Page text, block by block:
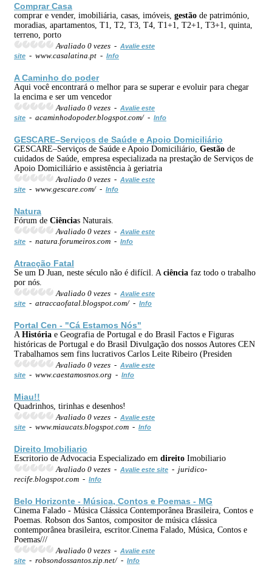
Comprar Casa
comprar e vender, imobiliária, casas, imóveis, gestão de património,
moradias, apartamentos, T1, T2, T3, T4, T1+1, T2+1, T3+1, quinta,
terreno, porto
Avaliado 0 vezes - Avalie este
site - www.casalatina.pt - Info
A Caminho do poder
Aqui você encontrará o melhor para se superar e evoluir para chegar
la encima e ser um vencedor
Avaliado 0 vezes - Avalie este
site - acaminhodopoder.blogspot.com/ - Info
GESCARE–Serviços de Saúde e Apoio Domiciliário
GESCARE–Serviços de Saúde e Apoio Domiciliário, Gestão de
cuidados de Saúde, empresa especializada na prestação de Serviços de
Apoio Domiciliário e assistência à geriatria
Avaliado 0 vezes - Avalie este
site - www.gescare.com/ - Info
Natura
Fórum de Ciências Naturais.
Avaliado 0 vezes - Avalie este
site - natura.forumeiros.com - Info
Atracção Fatal
Se um D Juan, neste século não é difícil. A ciência faz todo o trabalho
por nós.
Avaliado 0 vezes - Avalie este
site - atraccaofatal.blogspot.com/ - Info
Portal Cen - "Cá Estamos Nós"
A História e Geografia de Portugal e do Brasil Factos e Figuras
históricas de Portugal e do Brasil Divulgação dos nossos Autores CEN
Trabalhamos sem fins lucrativos Carlos Leite Ribeiro (Presiden
Avaliado 0 vezes - Avalie este
site - www.caestamosnos.org - Info
Miau!!
Quadrinhos, tirinhas e desenhos!
Avaliado 0 vezes - Avalie este
site - www.miaucats.blogspot.com - Info
Direito Imobiliario
Escritorio de Advocacia Especializado em direito Imobiliario
Avaliado 0 vezes - Avalie este site - juridico-
recife.blogspot.com - Info
Belo Horizonte - Música, Contos e Poemas - MG
Cinema Falado - Música Clássica Contemporânea Brasileira, Contos e
Poemas. Robson dos Santos, compositor de música clássica
contemporânea brasileira, escritor.Cinema Falado, Música, Contos e
Poemas///
Avaliado 0 vezes - Avalie este
site - robsondossantos.zip.net/ - Info